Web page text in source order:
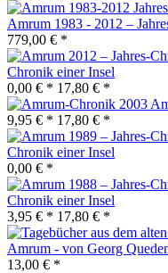
Amrum 1983 - 2012 –
779,00 € *
Chronik einer Insel
0,00 € * 17,80 € *
9,95 € * 17,80 € *
Chronik einer Insel
0,00 € *
Chronik einer Insel
3,95 € * 17,80 € *
Amrum - von Georg
13,00 € *